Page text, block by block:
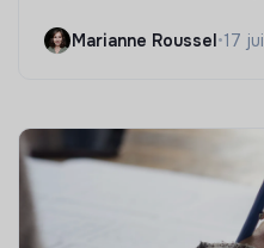
Marianne Roussel•17